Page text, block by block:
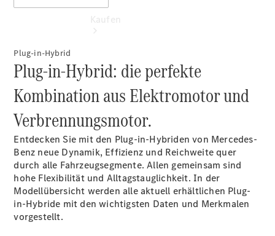
Übersicht
Gebrauchtwagensuche
Plug-in-Hybrid
Plug-in-Hybrid: die perfekte
Kombination aus Elektromotor und
Verbrennungsmotor.
Entdecken Sie mit den Plug-in-Hybriden von Mercedes-
Benz neue Dynamik, Effizienz und Reichweite quer
durch alle Fahrzeugsegmente. Allen gemeinsam sind
hohe Flexibilität und Alltagstauglichkeit. In der
Modellübersicht werden alle aktuell erhältlichen Plug-
in-Hybride mit den wichtigsten Daten und Merkmalen
vorgestellt.